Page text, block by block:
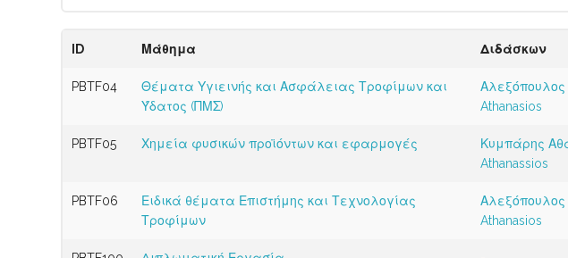
ID Μάθημα Διδάσκων
PBTF04
Θέματα Υγιεινής και Ασφάλειας Τροφίμων και
Ύδατος (ΠΜΣ)
Athanasios
PBTF05 Χημεία φυσικών προϊόντων και εφαρμογές
Κυμπάρης
Athanassios
PBTF06
Ειδικά θέματα Επιστήμης και Τεχνολογίας
Τροφίμων
Athanasios